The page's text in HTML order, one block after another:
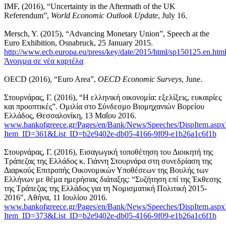
IMF, (2016), “Uncertainty in the Aftermath of the UK
Referendum”, World Economic Outlook Update, July 16.
Mersch, Y. (2015), “Advancing Monetary Union”, Speech at the
Euro Exhibition, Osnabruck, 25 January 2015.
http://www.ecb.europa.eu/press/key/date/2015/html/sp150125.en.html
Άνοιγμα σε νέα καρτέλα
OECD (2016), “Euro Area”, OECD Economic Surveys, June.
Στουρνάρας, Γ. (2016), “Η ελληνική οικονομία: εξελίξεις, ευκαιρίες
και προοπτικές”. Ομιλία στο Σύνδεσμο Βιομηχανιών Βορείου
Ελλάδος, Θεσσαλονίκη, 13 Μαΐου 2016.
www.bankofgreece.gr/Pages/en/Bank/News/Speeches/
Item_ID=361&List_ID=b2e9402e-db05-4166-9f09-e1b26a1c6f1b
Στουρνάρας, Γ. (2016), Εισαγωγική τοποθέτηση του Διοικητή της
Τράπεζας της Ελλάδος κ. Γιάννη Στουρνάρα στη συνεδρίαση της
Διαρκούς Επιτροπής Οικονομικών Υποθέσεων της Βουλής των
Ελλήνων με θέμα ημερήσιας διάταξης: “Συζήτηση επί της Έκθεσης
της Τράπεζας της Ελλάδος για τη Νομισματική Πολιτική 2015-
2016", Αθήνα, 11 Ιουλίου 2016.
www.bankofgreece.gr/Pages/en/Bank/News/Speeches/
Item_ID=373&List_ID=b2e9402e-db05-4166-9f09-e1b26a1c6f1b